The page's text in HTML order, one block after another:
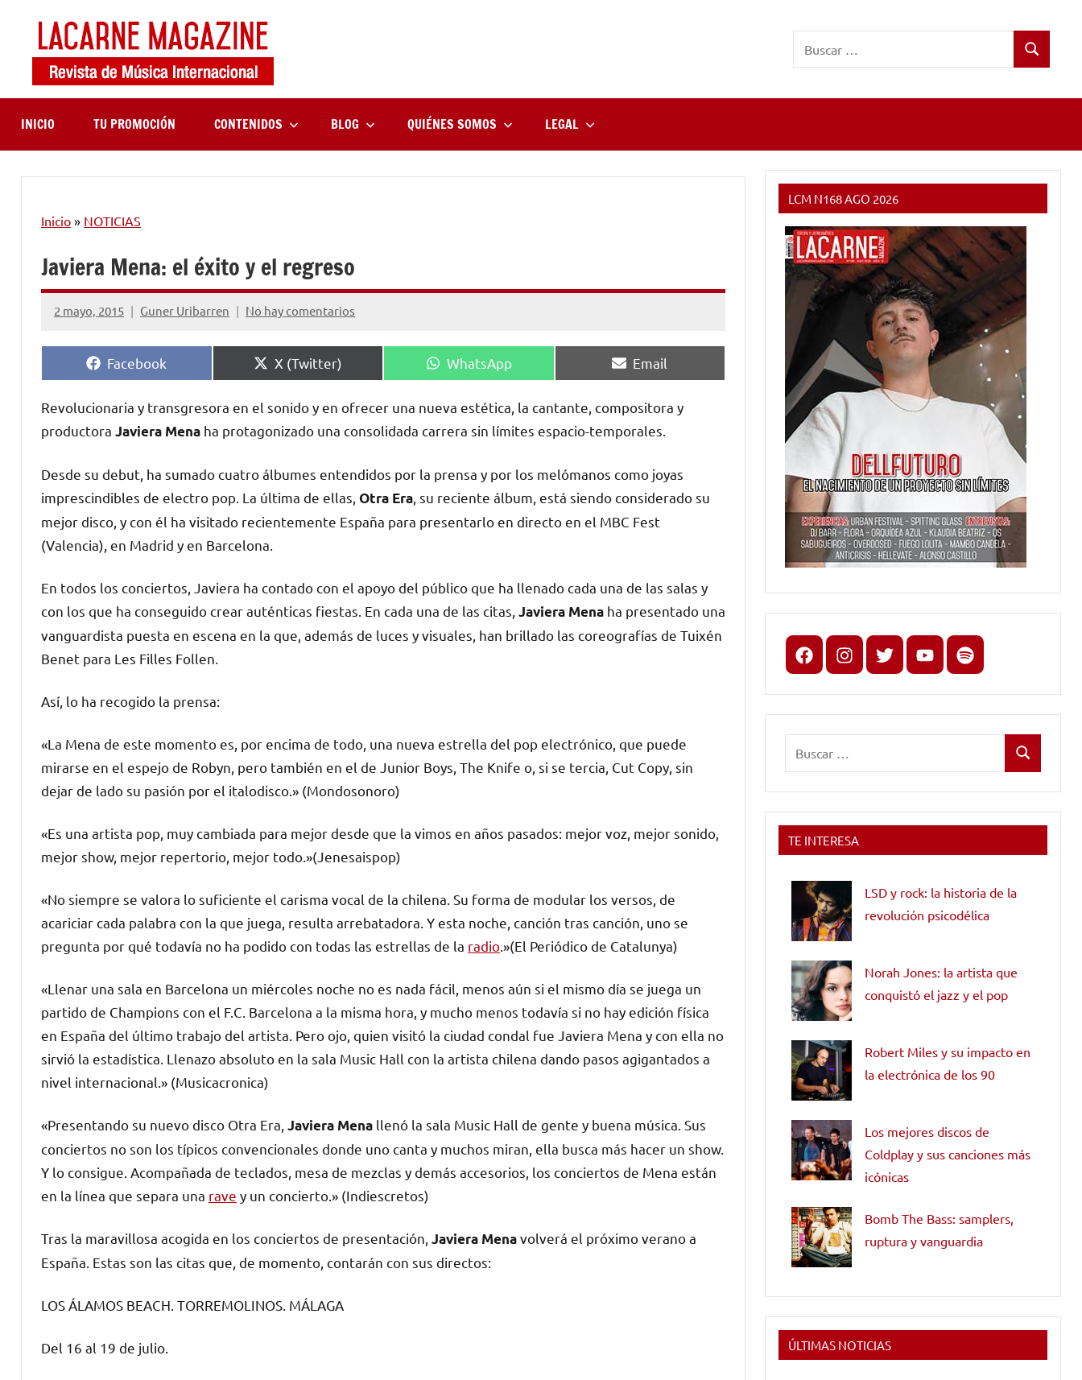
contenido
Magazine
música
internacional
Buscar
INICIO TU PROMOCIÓN CONTENIDOS BLOG QUIÉNES SOMOS LEGAL
Inicio » NOTICIAS
Javiera Mena: el éxito y el regreso
2 mayo, 2015 Guner Uribarren No hay comentarios
Compartir
en
Facebook
Compartir
en
X (Twitter)
Compartir
en
WhatsApp
Compartir
en
Email
Revolucionaria y transgresora en el sonido y en ofrecer una nueva estética, la cantante, compositora y
productora Javiera Mena ha protagonizado una consolidada carrera sin límites espacio-temporales.
Desde su debut, ha sumado cuatro álbumes entendidos por la prensa y por los melómanos como joyas
imprescindibles de electro pop. La última de ellas, Otra Era , su reciente álbum, está siendo considerado su
mejor disco, y con él ha visitado recientemente España para presentarlo en directo en el MBC Fest
(Valencia), en Madrid y en Barcelona.
En todos los conciertos, Javiera ha contado con el apoyo del público que ha llenado cada una de las salas y
con los que ha conseguido crear auténticas fiestas. En cada una de las citas, Javiera Mena ha presentado una
vanguardista puesta en escena en la que, además de luces y visuales, han brillado las coreografías de Tuixén
Benet para Les Filles Follen.
Así, lo ha recogido la prensa:
«La Mena de este momento es, por encima de todo, una nueva estrella del pop electrónico, que puede
mirarse en el espejo de Robyn, pero también en el de Junior Boys, The Knife o, si se tercia, Cut Copy, sin
dejar de lado su pasión por el italodisco.» (Mondosonoro)
«Es una artista pop, muy cambiada para mejor desde que la vimos en años pasados: mejor voz, mejor sonido,
mejor show, mejor repertorio, mejor todo.»(Jenesaispop)
«No siempre se valora lo suficiente el carisma vocal de la chilena. Su forma de modular los versos, de
acariciar cada palabra con la que juega, resulta arrebatadora. Y esta noche, canción tras canción, uno se
pregunta por qué todavía no ha podido con todas las estrellas de la radio .»(El Periódico de Catalunya)
«Llenar una sala en Barcelona un miércoles noche no es nada fácil, menos aún si el mismo día se juega un
partido de Champions con el F.C. Barcelona a la misma hora, y mucho menos todavía si no hay edición física
en España del último trabajo del artista. Pero ojo, quien visitó la ciudad condal fue Javiera Mena y con ella no
sirvió la estadística. Llenazo absoluto en la sala Music Hall con la artista chilena dando pasos agigantados a
nivel internacional.» (Musicacronica)
«Presentando su nuevo disco Otra Era, Javiera Mena llenó la sala Music Hall de gente y buena música. Sus
conciertos no son los típicos convencionales donde uno canta y muchos miran, ella busca más hacer un show.
Y lo consigue. Acompañada de teclados, mesa de mezclas y demás accesorios, los conciertos de Mena están
en la línea que separa una rave y un concierto.» (Indiescretos)
Tras la maravillosa acogida en los conciertos de presentación, Javiera Menavolverá el próximo verano a
España. Estas son las citas que, de momento, contarán con sus directos:
LOS ÁLAMOS BEACH. TORREMOLINOS. MÁLAGA
Del 16 al 19 de julio.
LCM N168 AGO 2026
FacebookInstagram
X youtubespotify
Buscar
TE INTERESA
LSD y rock: la historia de la
revolución psicodélica
Norah Jones: la artista que
conquistó el jazz y el pop
Robert Miles y su impacto en
la electrónica de los 90
Los mejores discos de
Coldplay y sus canciones más
icónicas
Bomb The Bass: samplers,
ruptura y vanguardia
ÚLTIMAS NOTICIAS